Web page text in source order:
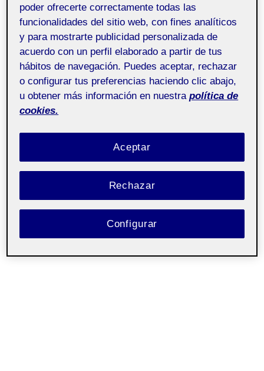
poder ofrecerte correctamente todas las
funcionalidades del sitio web, con fines analíticos
y para mostrarte publicidad personalizada de
acuerdo con un perfil elaborado a partir de tus
hábitos de navegación. Puedes aceptar, rechazar
o configurar tus preferencias haciendo clic abajo,
u obtener más información en nuestra política de
cookies.
Rechazar
Aceptar
Configurar